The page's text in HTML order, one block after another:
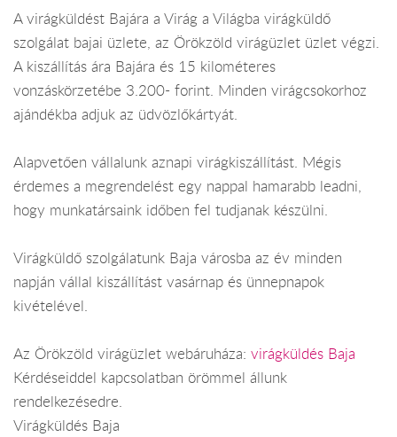
A virágküldést Bajára a Virág a Világba virágküldő
szolgálat bajai üzlete, az Örökzöld virágüzlet üzlet végzi.
A kiszállítás ára Bajára és 15 kilométeres
vonzáskörzetébe 3.200- forint. Minden virágcsokorhoz
ajándékba adjuk az üdvözlőkártyát.
Alapvetően vállalunk aznapi virágkiszállítást. Mégis
érdemes a megrendelést egy nappal hamarabb leadni,
hogy munkatársaink időben fel tudjanak készülni.
Virágküldő szolgálatunk Baja városba az év minden
napján vállal kiszállítást vasárnap és ünnepnapok
kivételével.
Az Örökzöld virágüzlet webáruháza: virágküldés Baja
Kérdéseiddel kapcsolatban örömmel állunk
rendelkezésedre.
Virágküldés Baja